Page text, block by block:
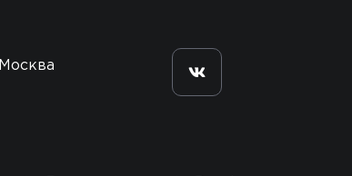
Москва